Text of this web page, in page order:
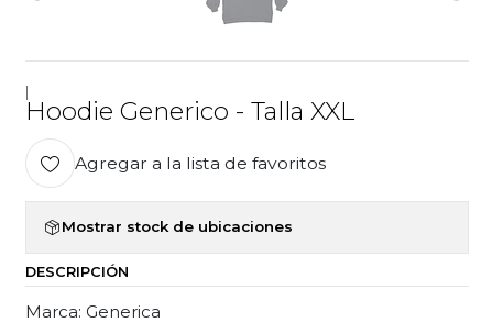
Hoodie Generico - Talla XXL
Agregar a la lista de favoritos
Mostrar stock de ubicaciones
DESCRIPCIÓN
Marca: Generica